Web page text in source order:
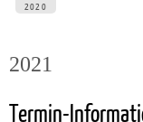
2020
2021
Termin-